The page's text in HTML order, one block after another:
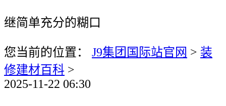
继简单充分的糊口
您当前的位置： J9集团国际站官网 > 装
修建材百科 >
2025-11-22 06:30